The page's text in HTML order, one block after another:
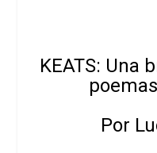
KEATS: Una
Por